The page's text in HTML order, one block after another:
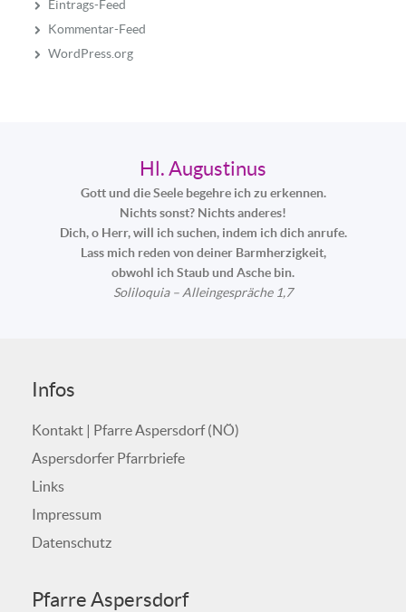
Eintrags-Feed
Kommentar-Feed
WordPress.org
Hl. Augustinus
Gott und die Seele begehre ich zu erkennen.
Nichts sonst? Nichts anderes!
Dich, o Herr, will ich suchen, indem ich dich anrufe.
Lass mich reden von deiner Barmherzigkeit,
obwohl ich Staub und Asche bin.
Soliloquia – Alleingespräche 1,7
Infos
Kontakt | Pfarre Aspersdorf (NÖ)
Aspersdorfer Pfarrbriefe
Links
Impressum
Datenschutz
Pfarre Aspersdorf